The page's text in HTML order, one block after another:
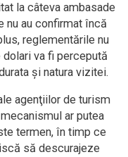
la câteva ambasade
nu au confirmat încă
reglementările nu
va fi percepută
şi natura vizitei.
agenţiilor de turism
ar putea
termen, în timp ce
să descurajeze